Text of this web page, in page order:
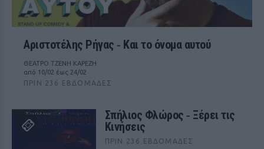
Αριστοτέλης Ρήγας ‑ Kαι το όνομα αυτού
ΘΕΑΤΡΟ ΤΖΕΝΗ ΚΑΡΕΖΗ
από 10/02 έως 24/02
ΠΡΙΝ 236 ΕΒΔΟΜΆΔΕΣ
Σπήλιος Φλώρος ‑ Ξέρει τις
Κινήσεις
ΠΡΙΝ 236 ΕΒΔΟΜΆΔΕΣ